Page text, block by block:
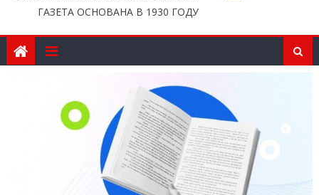
ГАЗЕТА ОСНОВАНА В 1930 ГОДУ